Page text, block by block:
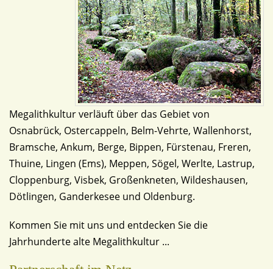
Megalithkultur verläuft über das Gebiet von
Osnabrück, Ostercappeln, Belm-Vehrte, Wallenhorst,
Bramsche, Ankum, Berge, Bippen, Fürstenau, Freren,
Thuine, Lingen (Ems), Meppen, Sögel, Werlte, Lastrup,
Cloppenburg, Visbek, Großenkneten, Wildeshausen,
Dötlingen, Ganderkesee und Oldenburg.
Kommen Sie mit uns und entdecken Sie die
Jahrhunderte alte Megalithkultur ...